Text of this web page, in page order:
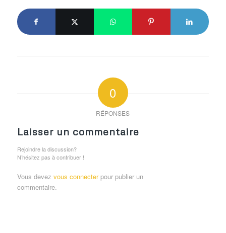
0
RÉPONSES
Laisser un commentaire
Rejoindre la discussion?
N’hésitez pas à contribuer !
Vous devez vous connecterpour publier un
commentaire.